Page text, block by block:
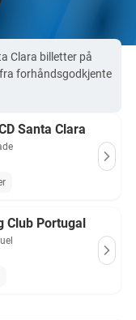
Clara billetter på
forhåndsgodkjente
Santa Clara
Club Portugal